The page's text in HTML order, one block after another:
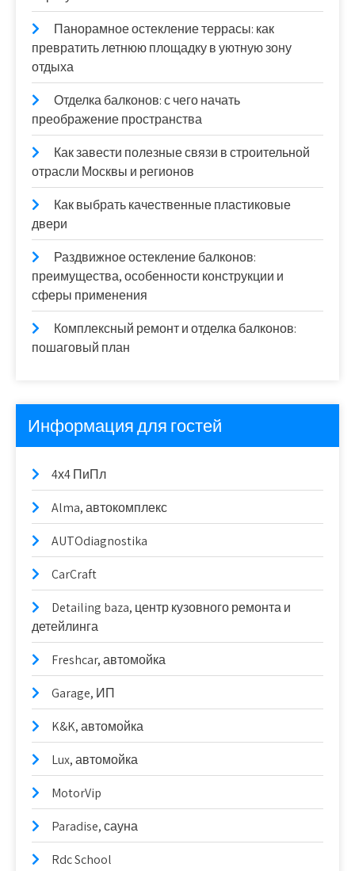
Панорамное остекление террасы: как
превратить летнюю площадку в уютную зону
отдыха
Отделка балконов: с чего начать
преображение пространства
Как завести полезные связи в строительной
отрасли Москвы и регионов
Как выбрать качественные пластиковые
двери
Раздвижное остекление балконов:
преимущества, особенности конструкции и
сферы применения
Комплексный ремонт и отделка балконов:
пошаговый план
Информация для гостей
4х4 ПиПл
Alma, автокомплекс
AUTOdiagnostika
CarCraft
Detailing baza, центр кузовного ремонта и
детейлинга
Freshcar, автомойка
Garage, ИП
K&K, автомойка
Lux, автомойка
MotorVip
Paradise, сауна
Rdc School